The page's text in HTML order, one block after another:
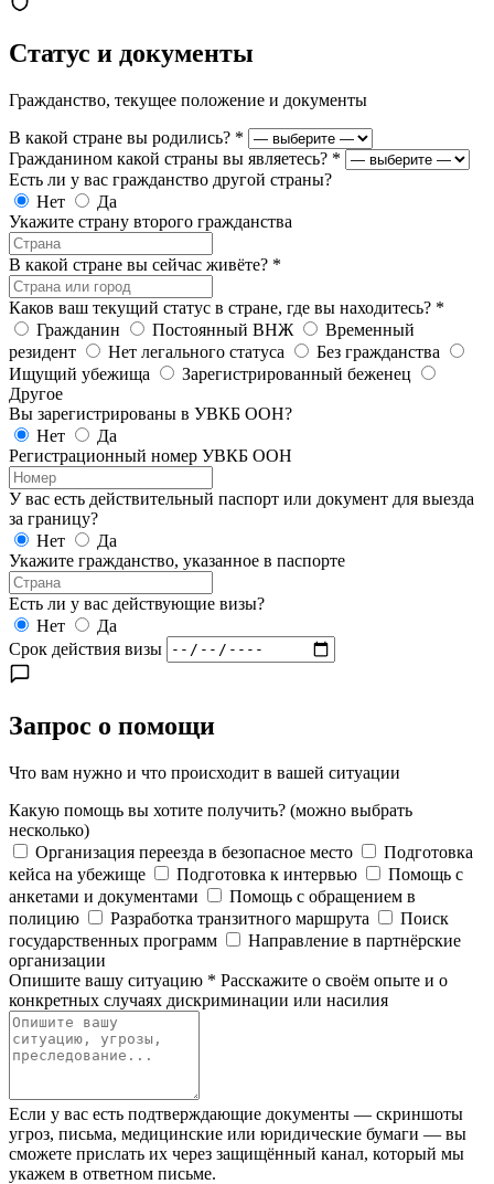
Статус и документы
Гражданство, текущее положение и документы
В какой стране вы родились? *
Гражданином какой страны вы являетесь? *
Есть ли у вас гражданство другой страны?
Нет
Да
Укажите страну второго гражданства
В какой стране вы сейчас живёте? *
Каков ваш текущий статус в стране, где вы находитесь? *
Гражданин
Постоянный ВНЖ
Временный
резидент
Нет легального статуса
Без гражданства
Ищущий убежища
Зарегистрированный беженец
Другое
Вы зарегистрированы в УВКБ ООН?
Нет
Да
Регистрационный номер УВКБ ООН
У вас есть действительный паспорт или документ для выезда
за границу?
Нет
Да
Укажите гражданство, указанное в паспорте
Есть ли у вас действующие визы?
Нет
Да
Срок действия визы
Запрос о помощи
Что вам нужно и что происходит в вашей ситуации
Какую помощь вы хотите получить? (можно выбрать
несколько)
Организация переезда в безопасное место
Подготовка
кейса на убежище
Подготовка к интервью
Помощь с
анкетами и документами
Помощь с обращением в
полицию
Разработка транзитного маршрута
Поиск
государственных программ
Направление в партнёрские
организации
Опишите вашу ситуацию * Расскажите о своём опыте и о
конкретных случаях дискриминации или насилия
Если у вас есть подтверждающие документы — скриншоты
угроз, письма, медицинские или юридические бумаги — вы
сможете прислать их через защищённый канал, который мы
укажем в ответном письме.